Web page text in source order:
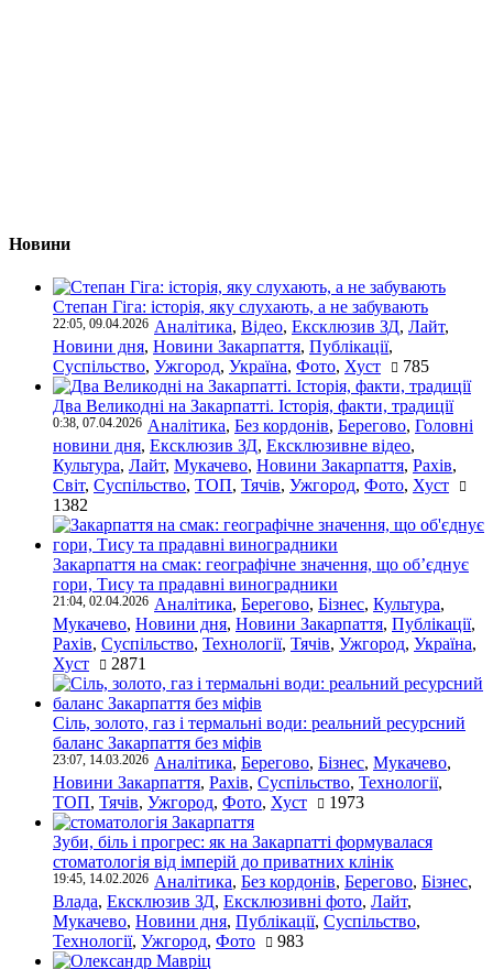
Новини
Степан Гіга: історія, яку слухають, а не забувають
22:05, 09.04.2026 Аналітика, Відео, Ексклюзив ЗД, Лайт,
Новини дня, Новини Закарпаття, Публікації,
Суспільство, Ужгород, Україна, Фото, Хуст 785
Два Великодні на Закарпатті. Історія, факти, традиції
0:38, 07.04.2026 Аналітика, Без кордонів, Берегово, Головні
новини дня, Ексклюзив ЗД, Ексклюзивне відео,
Культура, Лайт, Мукачево, Новини Закарпаття, Рахів,
Світ, Суспільство, ТОП, Тячів, Ужгород, Фото, Хуст
1382
Закарпаття на смак: географічне значення, що об’єднує
гори, Тису та прадавні виноградники
21:04, 02.04.2026 Аналітика, Берегово, Бізнес, Культура,
Мукачево, Новини дня, Новини Закарпаття, Публікації,
Рахів, Суспільство, Технології, Тячів, Ужгород, Україна,
Хуст
2871
Сіль, золото, газ і термальні води: реальний ресурсний
баланс Закарпаття без міфів
23:07, 14.03.2026 Аналітика, Берегово, Бізнес, Мукачево,
Новини Закарпаття, Рахів, Суспільство, Технології,
ТОП, Тячів, Ужгород, Фото, Хуст 1973
Зуби, біль і прогрес: як на Закарпатті формувалася
стоматологія від імперій до приватних клінік
19:45, 14.02.2026 Аналітика, Без кордонів, Берегово, Бізнес,
Влада, Ексклюзив ЗД, Ексклюзивні фото, Лайт,
Мукачево, Новини дня, Публікації, Суспільство,
Технології, Ужгород, Фото 983